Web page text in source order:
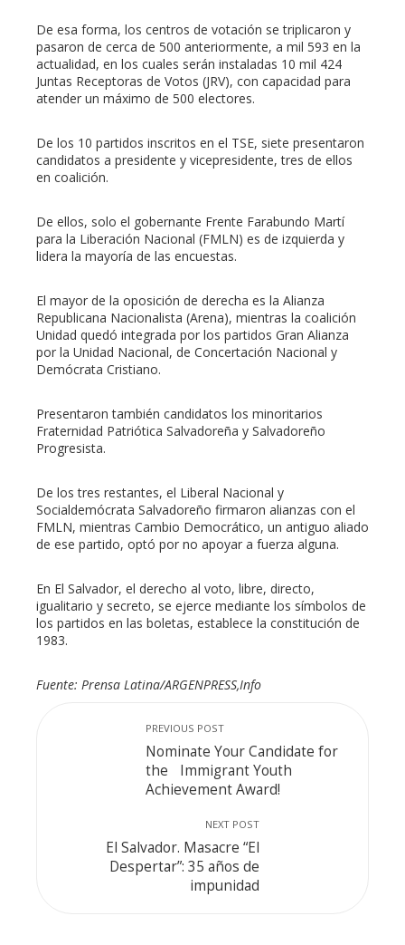
De esa forma, los centros de votación se triplicaron y
pasaron de cerca de 500 anteriormente, a mil 593 en la
actualidad, en los cuales serán instaladas 10 mil 424
Juntas Receptoras de Votos (JRV), con capacidad para
atender un máximo de 500 electores.
De los 10 partidos inscritos en el TSE, siete presentaron
candidatos a presidente y vicepresidente, tres de ellos
en coalición.
De ellos, solo el gobernante Frente Farabundo Martí
para la Liberación Nacional (FMLN) es de izquierda y
lidera la mayoría de las encuestas.
El mayor de la oposición de derecha es la Alianza
Republicana Nacionalista (Arena), mientras la coalición
Unidad quedó integrada por los partidos Gran Alianza
por la Unidad Nacional, de Concertación Nacional y
Demócrata Cristiano.
Presentaron también candidatos los minoritarios
Fraternidad Patriótica Salvadoreña y Salvadoreño
Progresista.
De los tres restantes, el Liberal Nacional y
Socialdemócrata Salvadoreño firmaron alianzas con el
FMLN, mientras Cambio Democrático, un antiguo aliado
de ese partido, optó por no apoyar a fuerza alguna.
En El Salvador, el derecho al voto, libre, directo,
igualitario y secreto, se ejerce mediante los símbolos de
los partidos en las boletas, establece la constitución de
1983.
Fuente: Prensa Latina/ARGENPRESS,Info
PREVIOUS POST
Nominate Your Candidate for
the Immigrant Youth
Achievement Award!
NEXT POST
El Salvador. Masacre “El
Despertar”: 35 años de
impunidad